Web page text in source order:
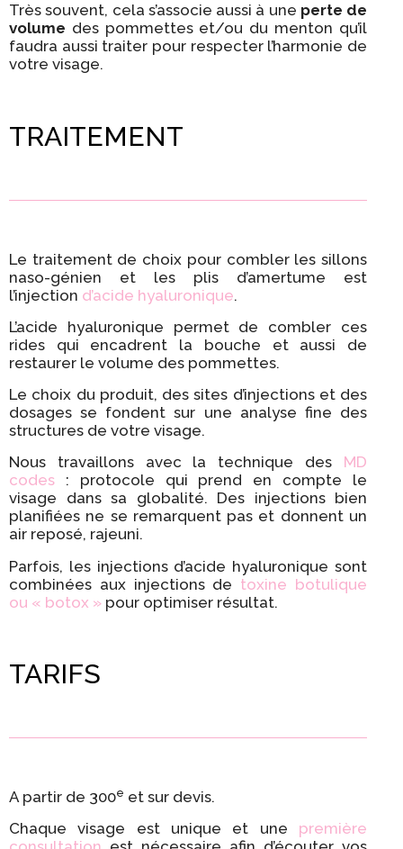
Très souvent, cela s’associe aussi à une perte de
volume des pommettes et/ou du menton qu’il
faudra aussi traiter pour respecter l’harmonie de
votre visage.
TRAITEMENT
Le traitement de choix pour combler les sillons
naso-génien et les plis d’amertume est
l’injection d’acide hyaluronique.
L’acide hyaluronique permet de combler ces
rides qui encadrent la bouche et aussi de
restaurer le volume des pommettes.
Le choix du produit, des sites d’injections et des
dosages se fondent sur une analyse fine des
structures de votre visage.
Nous travaillons avec la technique des MD
codes : protocole qui prend en compte le
visage dans sa globalité. Des injections bien
planifiées ne se remarquent pas et donnent un
air reposé, rajeuni.
Parfois, les injections d’acide hyaluronique sont
combinées aux injections de toxine botulique
ou « botox » pour optimiser résultat.
TARIFS
A partir de 300e et sur devis.
Chaque visage est unique et une première